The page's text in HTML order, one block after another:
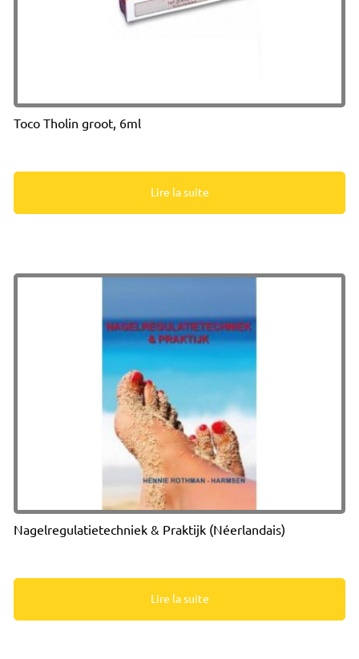
Toco Tholin groot, 6ml
Lire la suite
Nagelregulatietechniek & Praktijk (Néerlandais)
Lire la suite